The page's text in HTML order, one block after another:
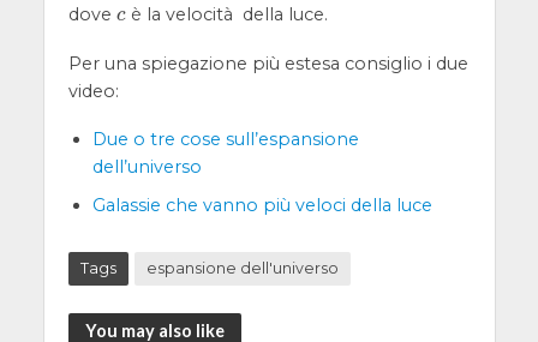
dove c
cè la velocità della luce.
Per una spiegazione più estesa consiglio i due
video:
Due o tre cose sull’espansione
dell’universo
Galassie che vanno più veloci della luce
Tags espansione dell'universo
You may also like